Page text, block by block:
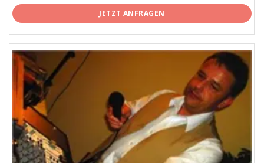
JETZT ANFRAGEN